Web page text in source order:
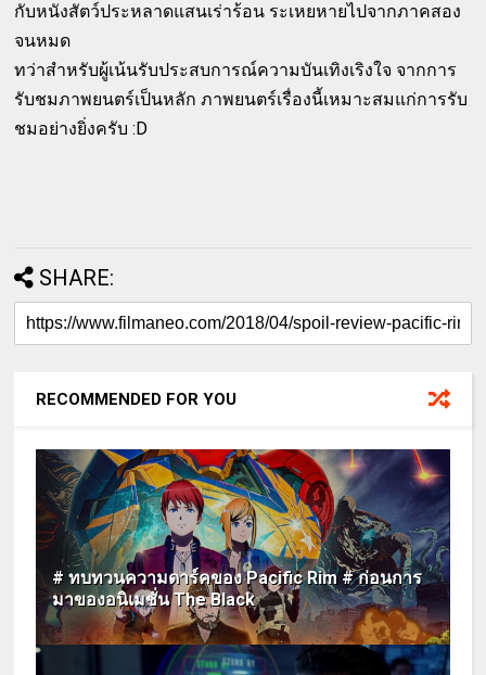
กับหนังสัตว์ประหลาดแสนเร่าร้อน ระเหยหายไปจากภาคสอง
จนหมด
ทว่าสำหรับผู้เน้นรับประสบการณ์ความบันเทิงเริงใจ จากการ
รับชมภาพยนตร์เป็นหลัก ภาพยนตร์เรื่องนี้เหมาะสมแก่การรับ
ชมอย่างยิ่งครับ :D
SHARE:
RECOMMENDED FOR YOU
# ทบทวนความดาร์คของ Pacific Rim # ก่อนการ
มาของอนิเมชั่น The Black